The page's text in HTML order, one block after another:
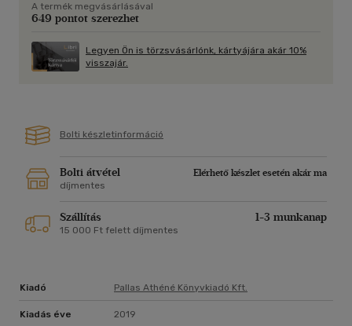
kiegészítő, kívánatos mechanizmusairól, valamint a pénzügyi
szabályozások intézményi és rendszerszinten elérhető
hozzájárulásainak lehetőségeiről.
A kötetben publikáló döntéshozók és a
jegybank Lámfalussy-díjazottja, az Európai Központi Bank
Bank elnöke, Mario Draghi, vagy Barry Eichengreen, a
Kaliforniai Egyetem professzora.
A termék megvásárlásával
649 pontot szerezhet
Legyen Ön is törzsvásárlónk, kártyájára akár 10%
visszajár.
Bolti készletinformáció
Bolti átvétel
Elérhető készlet esetén akár ma
díjmentes
Szállítás 1-3 munkanap
15 000 Ft felett díjmentes
Kiadó Pallas Athéné Könyvkiadó Kft.
Kiadás éve 2019